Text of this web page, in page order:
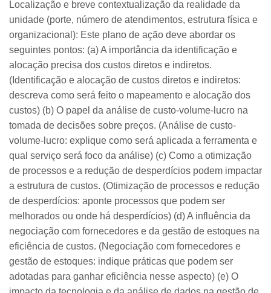
Localização e breve contextualização da realidade da
unidade (porte, número de atendimentos, estrutura física e
organizacional): Este plano de ação deve abordar os
seguintes pontos: (a) A importância da identificação e
alocação precisa dos custos diretos e indiretos.
(Identificação e alocação de custos diretos e indiretos:
descreva como será feito o mapeamento e alocação dos
custos) (b) O papel da análise de custo-volume-lucro na
tomada de decisões sobre preços. (Análise de custo-
volume-lucro: explique como será aplicada a ferramenta e
qual serviço será foco da análise) (c) Como a otimização
de processos e a redução de desperdícios podem impactar
a estrutura de custos. (Otimização de processos e redução
de desperdícios: aponte processos que podem ser
melhorados ou onde há desperdícios) (d) A influência da
negociação com fornecedores e da gestão de estoques na
eficiência de custos. (Negociação com fornecedores e
gestão de estoques: indique práticas que podem ser
adotadas para ganhar eficiência nesse aspecto) (e) O